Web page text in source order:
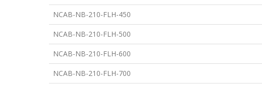
NCAB-NB-210-FLH-450
NCAB-NB-210-FLH-500
NCAB-NB-210-FLH-600
NCAB-NB-210-FLH-700